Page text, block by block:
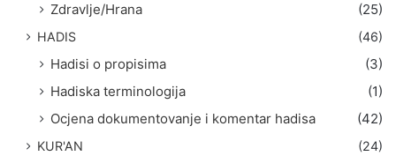
Zdravlje/Hrana
(25)
HADIS (46)
Hadisi o propisima
(3)
Hadiska terminologija
(1)
Ocjena dokumentovanje i komentar hadisa
(42)
KUR'AN (24)